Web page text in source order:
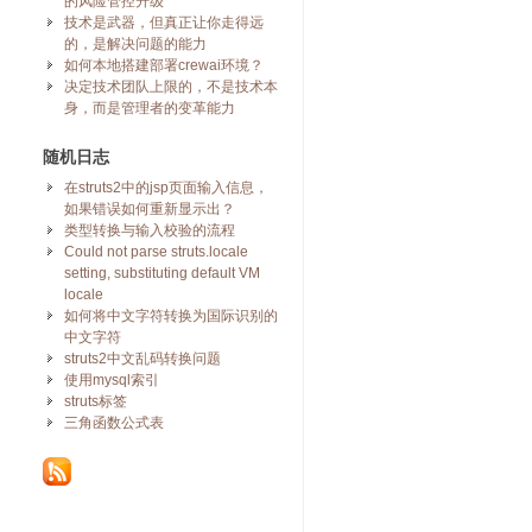
技术是武器，但真正让你走得远
的，是解决问题的能力
如何本地搭建部署crewai环境？
决定技术团队上限的，不是技术本
身，而是管理者的变革能力
随机日志
在struts2中的jsp页面输入信息，
如果错误如何重新显示出？
类型转换与输入校验的流程
Could not parse struts.locale
setting, substituting default VM
locale
如何将中文字符转换为国际识别的
中文字符
struts2中文乱码转换问题
使用mysql索引
struts标签
三角函数公式表